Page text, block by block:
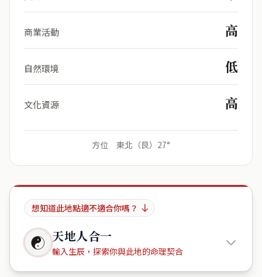
商業活動 高
自然環境 低
文化資源 高
方位 東北（艮）27°
想知道此地點適不適合你嗎？
☯ 天地人合一
輸入生辰，探索你與此地的命理契合